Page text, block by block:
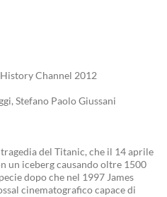
Channel 2012
Stefano Paolo Giussani
del Titanic, che il 14 aprile
un iceberg causando oltre 1500
dopo che nel 1997 James
cinematografico capace di